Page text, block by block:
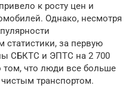
к росту цен и
Однако, несмотря
за первую
СБКТС и ЭПТС на 2 700
том, что люди все больше
чистым транспортом.